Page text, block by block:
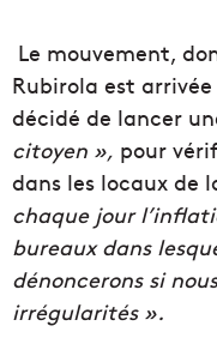
Le mouvement,
Rubirola est
décidé de lancer
citoyen », pour
dans les locaux de
chaque jour
bureaux dans
dénoncerons si
irrégularités ».